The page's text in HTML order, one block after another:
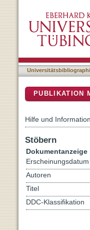
PUBLIKATION
Hilfe und
Stöbern
Dokumentanzeige
Erscheinungsdatum
Autoren
Titel
DDC-Klassifikation